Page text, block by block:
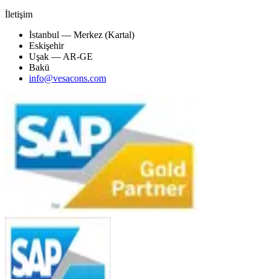
İletişim
İstanbul — Merkez (Kartal)
Eskişehir
Uşak — AR-GE
Bakü
info@vesacons.com